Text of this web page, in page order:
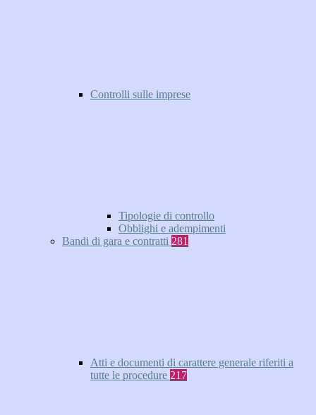
Controlli sulle imprese
Tipologie di controllo
Obblighi e adempimenti
Bandi di gara e contratti 281
Atti e documenti di carattere generale riferiti a
tutte le procedure 217